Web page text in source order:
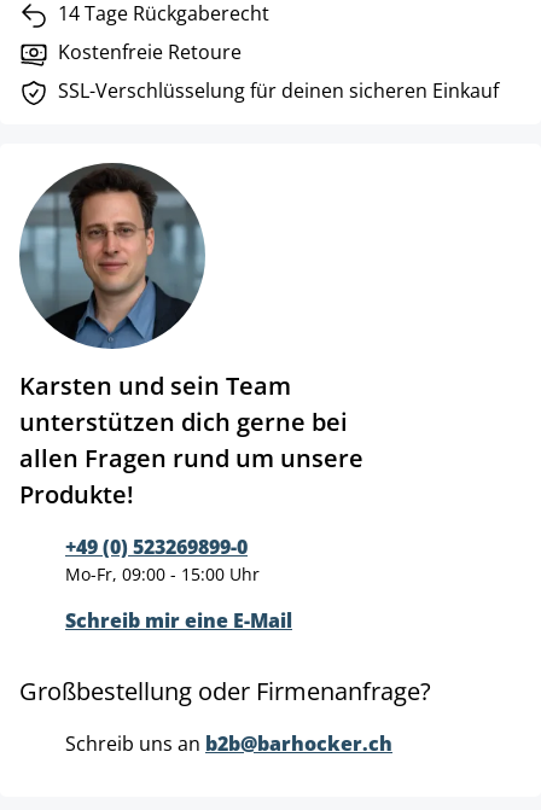
14 Tage Rückgaberecht
Kostenfreie Retoure
SSL-Verschlüsselung für deinen sicheren Einkauf
Karsten und sein Team
unterstützen dich gerne bei
allen Fragen rund um unsere
Produkte!
+49 (0) 523269899-0
Mo-Fr, 09:00 - 15:00 Uhr
Schreib mir eine E-Mail
Großbestellung oder Firmenanfrage?
Schreib uns an b2b@barhocker.ch